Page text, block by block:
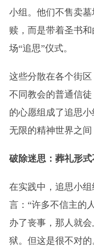
小组。他们不售卖
赎，而是带着圣书
场“追思”仪式。
这些分散在各个街
不同教会的普通信
的心愿组成了追思
无限的精神世界之间
破除迷思：葬礼形
在实践中，追思小
言：“许多不信主的
办了丧事，那人就
狱。但这是很不对的